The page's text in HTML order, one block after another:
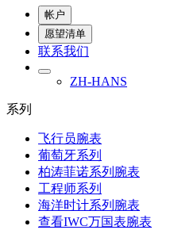
帐户
愿望清单
联系我们
ZH-HANS
系列
飞行员腕表
葡萄牙系列
柏涛菲诺系列腕表
工程师系列
海洋时计系列腕表
查看IWC万国表腕表